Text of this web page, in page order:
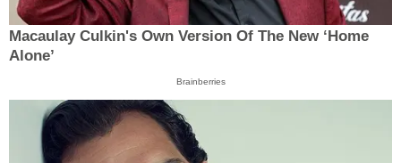
Macaulay Culkin's Own Version Of The New ‘Home
Alone’
Brainberries